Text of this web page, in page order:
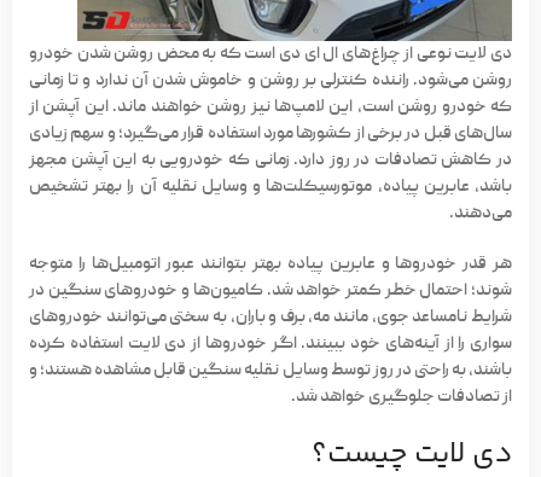
دی لایت نوعی ازچراغ‌های ال ای دی است که به محض روشن شدن خودرو
روشن می‌شود. راننده کنترلی بر روشن و خاموش شدن آن ندارد و تا زمانی
که خودرو روشن است، این لامپ‌ها نیز روشن خواهند ماند. این آپشن از
سال‌های قبل در برخی از کشورها مورد استفاده قرار می‌گیرد؛ و سهم زیادی
در کاهش تصادفات در روز دارد. زمانی که خودرویی به این آپشن مجهز
باشد، عابرین پیاده، موتورسیکلت‌ها و وسایل نقلیه آن را بهتر تشخیص
می‌دهند.
هر قدر خودروها و عابرین پیاده بهتر بتوانند عبور اتومبیل‌ها را متوجه
شوند؛ احتمال خطر کمتر خواهد شد. کامیون‌ها و خودروهای سنگین در
شرایط نامساعد جوی، مانند مه، برف و باران، به سختی می‌توانند خودروهای
سواری را از آینه‌های خود ببینند. اگر خودروها از دی لایت استفاده کرده
باشند، به راحتی در روز توسط وسایل نقلیه سنگین قابل مشاهده هستند؛ و
از تصادفات جلوگیری خواهد شد.
دی لایت چیست؟